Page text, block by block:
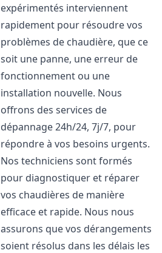
expérimentés interviennent
rapidement pour résoudre vos
problèmes de chaudière, que ce
soit une panne, une erreur de
fonctionnement ou une
installation nouvelle. Nous
offrons des services de
dépannage 24h/24, 7j/7, pour
répondre à vos besoins urgents.
Nos techniciens sont formés
pour diagnostiquer et réparer
vos chaudières de manière
efficace et rapide. Nous nous
assurons que vos dérangements
soient résolus dans les délais les